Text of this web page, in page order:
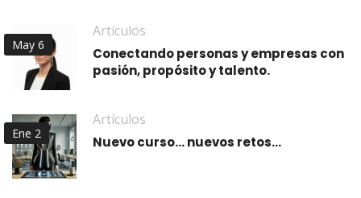
May 6
Artículos
Conectando personas y empresas con
pasión, propósito y talento.
Ene 2
Artículos
Nuevo curso… nuevos retos…